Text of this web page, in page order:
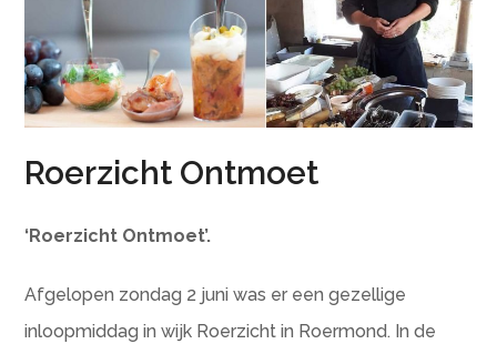
Roerzicht Ontmoet
‘Roerzicht Ontmoet’.
Afgelopen zondag 2 juni was er een gezellige
inloopmiddag in wijk Roerzicht in Roermond. In de